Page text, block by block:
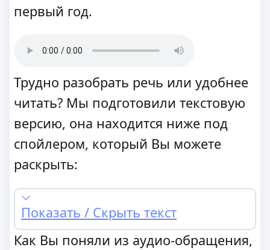
первый год.
Трудно разобрать речь или удобнее
читать? Мы подготовили текстовую
версию, она находится ниже под
спойлером, который Вы можете
раскрыть:
Показать / Скрыть текст
Как Вы поняли из аудио-обращения,